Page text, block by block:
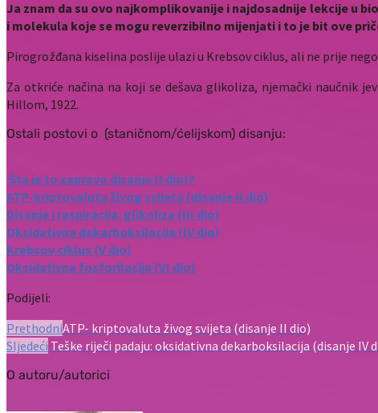
Ja znam da su ovo najkomplikovanije i najdosadnije lekcije u
i molekula koje se mogu reverzibilno mijenjati i to je bit ove
Pirogrožđana kiselina poslije ulazi u Krebsov ciklus, ali ne prije
Za otkriće načina na koji se dešava glikoliza, njemački naučnik
Hillom, 1922.
Ostali postovi o (staničnom/ćelijskom) disanju:
Šta je to zapravo disanje (I dio)?
ATP-kriptovaluta živog svijeta (disanje II dio)
Disanje i respiracija: glikoliza (III dio)
Oksidativna dekarboksilacija (IV dio)
Krebsov ciklus (V dio)
Oksidativna fosforilacija (VI dio)
Podijeli:
PrethodniATP- kriptovaluta živog svijeta (disanje II dio)
Sljedeći Teške riječi padaju: oksidativna dekarboksilacija (disanje IV
O autoru/autorici